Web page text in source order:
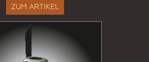
ZUM ARTIKEL